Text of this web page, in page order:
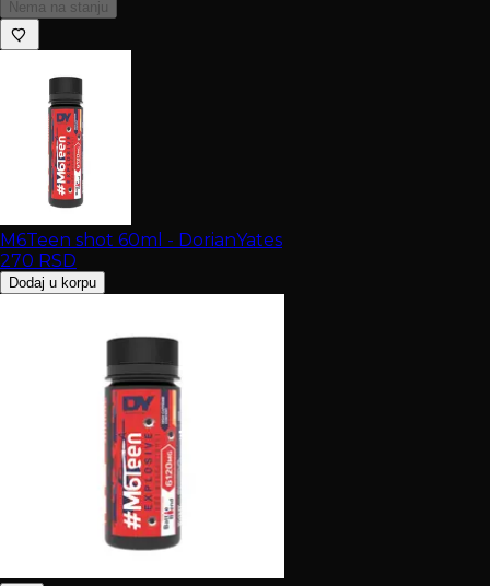
Nema na stanju
M6Teen shot 60ml - DorianYates
270 RSD
Dodaj u korpu